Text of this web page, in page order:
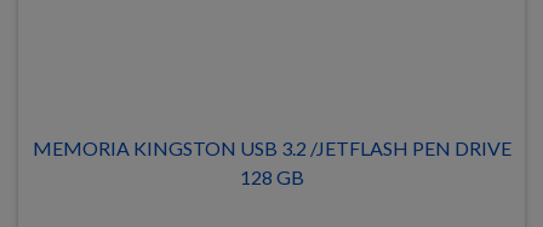
MEMORIA KINGSTON USB 3.2 /JETFLASH PEN DRIVE
128 GB